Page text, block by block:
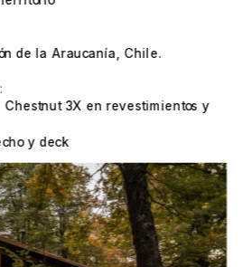
de la Araucanía, Chile.
3X en revestimientos y
y deck